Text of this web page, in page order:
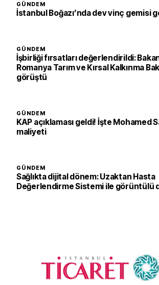
GÜNDEM
İstanbul Boğazı’nda dev vinç gemisi
GÜNDEM
İşbirliği fırsatları değerlendirildi:
Romanya Tarım ve Kırsal Kalkınma
görüştü
GÜNDEM
KAP açıklaması geldi! İşte Mohamed
maliyeti
GÜNDEM
Sağlıkta dijital dönem: Uzaktan Hasta
Değerlendirme Sistemi ile görüntülü